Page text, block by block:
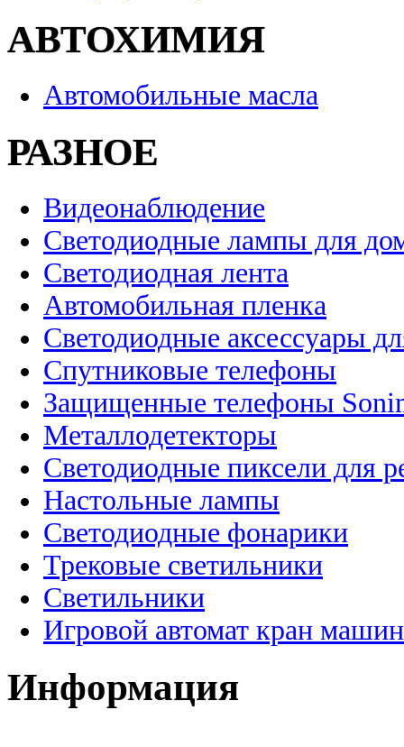
АВТОХИМИЯ
Автомобильные масла
РАЗНОЕ
Видеонаблюдение
Светодиодные лампы для
Светодиодная лента
Автомобильная пленка
Светодиодные аксессуары
Спутниковые телефоны
Защищенные телефоны
Металлодетекторы
Светодиодные пиксели для
Настольные лампы
Светодиодные фонарики
Трековые светильники
Светильники
Игровой автомат кран
Информация